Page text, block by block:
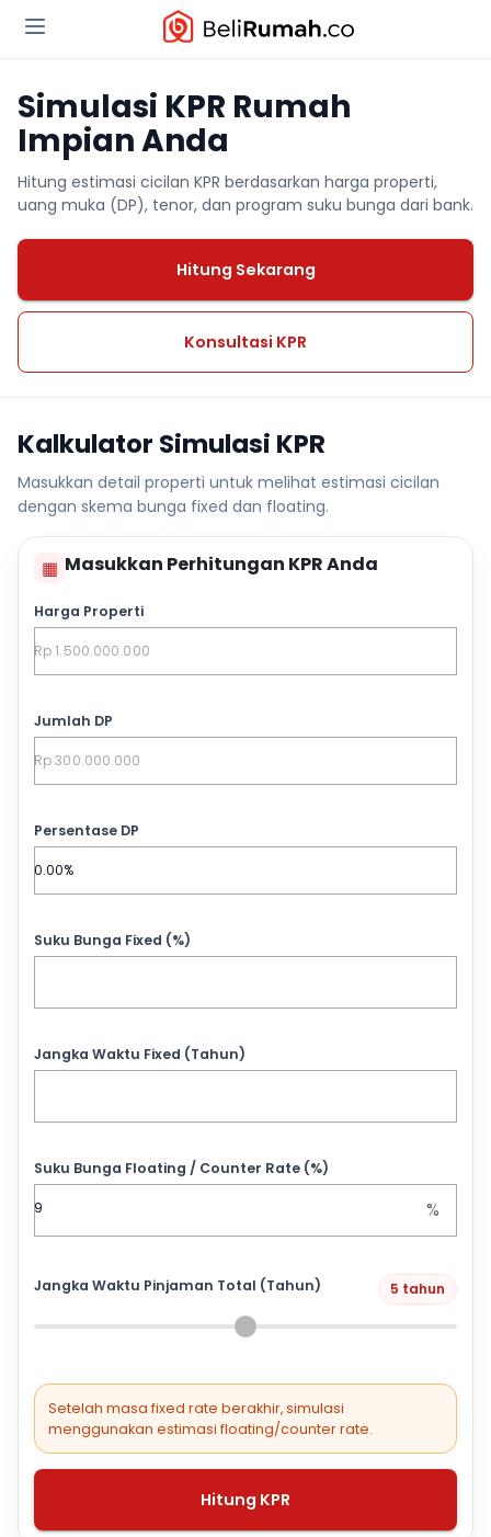
Simulasi KPR Rumah
Impian Anda
Hitung estimasi cicilan KPR berdasarkan harga properti,
uang muka (DP), tenor, dan program suku bunga dari bank.
Hitung Sekarang
Konsultasi KPR
Kalkulator Simulasi KPR
Masukkan detail properti untuk melihat estimasi cicilan
dengan skema bunga fixed dan floating.
▦ Masukkan Perhitungan KPR Anda
Harga Properti
Jumlah DP
Persentase DP
Suku Bunga Fixed (%)
Jangka Waktu Fixed (Tahun)
Suku Bunga Floating / Counter Rate (%)
%
Jangka Waktu Pinjaman Total (Tahun) 5 tahun
Setelah masa fixed rate berakhir, simulasi
menggunakan estimasi floating/counter rate.
Hitung KPR